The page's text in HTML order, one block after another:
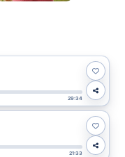
29:34
21:33